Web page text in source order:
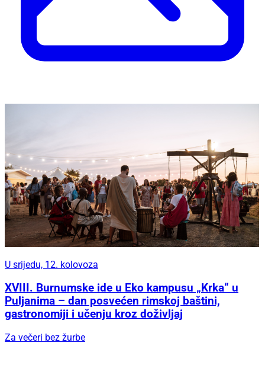
U srijedu, 12. kolovoza
XVIII. Burnumske ide u Eko kampusu „Krka“ u
Puljanima – dan posvećen rimskoj baštini,
gastronomiji i učenju kroz doživljaj
Za večeri bez žurbe